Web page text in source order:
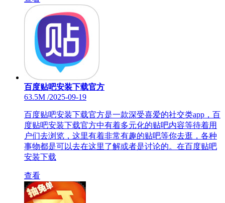
百度贴吧安装下载官方
63.5M /2025-09-19
百度贴吧安装下载官方是一款深受喜爱的社交类app，百
度贴吧安装下载官方中有着多元化的贴吧内容等待着用
户们去浏览，这里有着非常有趣的贴吧等你去逛，各种
事物都是可以去在这里了解或者是讨论的。在百度贴吧
安装下载
查看